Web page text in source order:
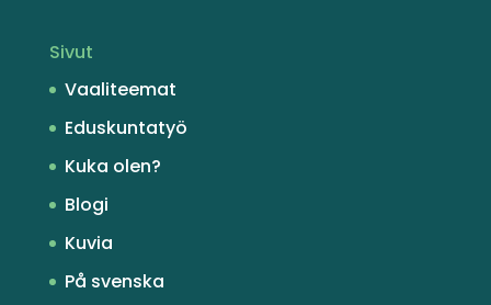
Sivut
Vaaliteemat
Eduskuntatyö
Kuka olen?
Blogi
Kuvia
På svenska